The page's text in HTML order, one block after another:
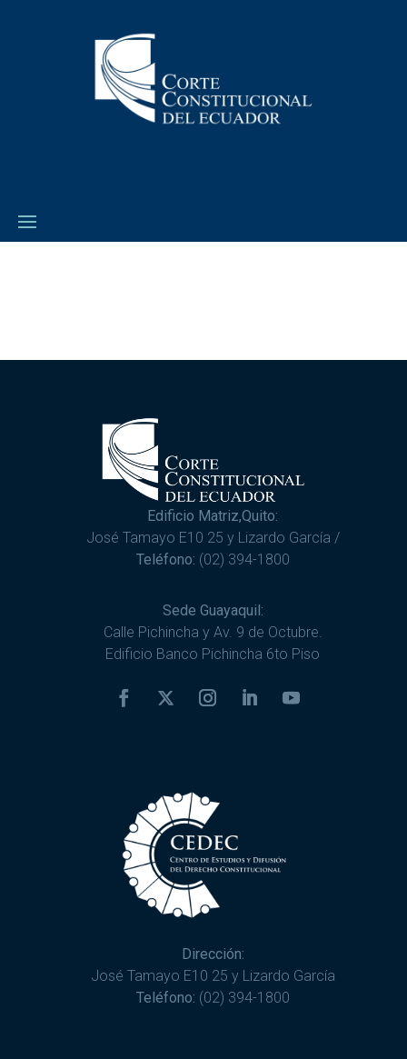
Edificio Matriz,Quito:
José Tamayo E10 25 y Lizardo García /
Teléfono: (02) 394-1800
Sede Guayaquil:
Calle Pichincha y Av. 9 de Octubre.
Edificio Banco Pichincha 6to Piso
Dirección:
José Tamayo E10 25 y Lizardo García
Teléfono: (02) 394-1800